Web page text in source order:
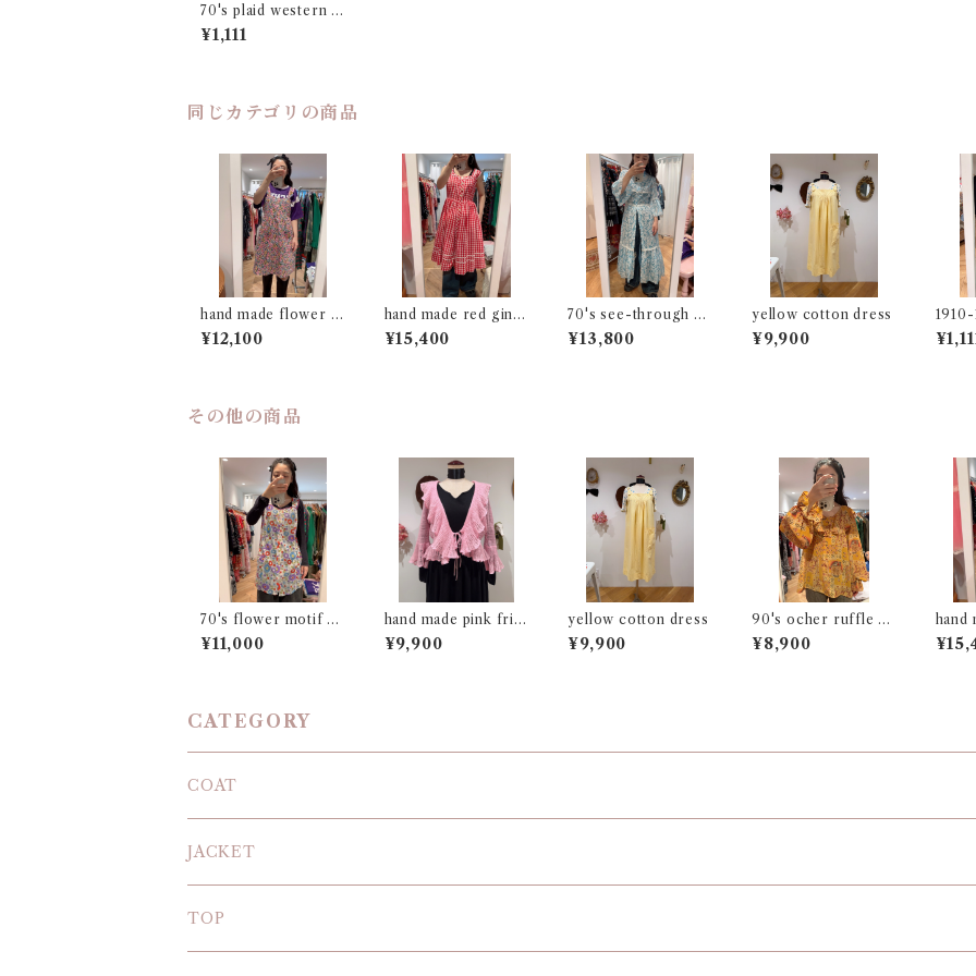
70's plaid western d
ress
¥1,111
同じカテゴリの商品
hand made flower m
otif sleeveless dres
s
¥12,100
hand made red ging
ham dress
¥15,400
70's see-through dr
ess
¥13,800
yellow cotton dress
¥9,900
1910-
ess
その他の商品
70's flower motif s
mock
¥11,000
hand made pink frill
knit cardigan
¥9,900
yellow cotton dress
¥9,900
90's ocher ruffle bl
ouse
¥8,900
hand
ham
CATEGORY
COAT
JACKET
TOP